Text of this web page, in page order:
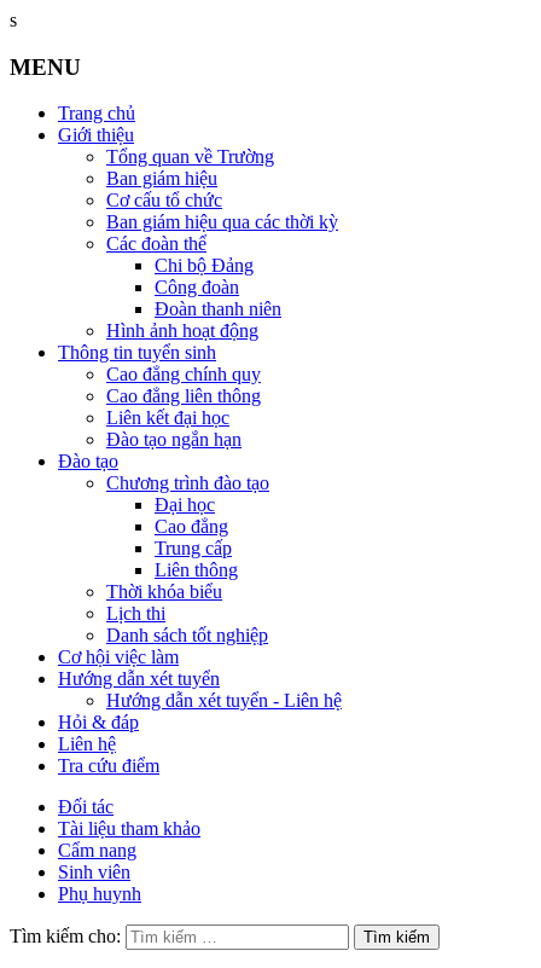
s
MENU
Trang chủ
Giới thiệu
Tổng quan về Trường
Ban giám hiệu
Cơ cấu tổ chức
Ban giám hiệu qua các thời kỳ
Các đoàn thể
Chi bộ Đảng
Công đoàn
Đoàn thanh niên
Hình ảnh hoạt động
Thông tin tuyển sinh
Cao đẳng chính quy
Cao đẳng liên thông
Liên kết đại học
Đào tạo ngắn hạn
Đào tạo
Chương trình đào tạo
Đại học
Cao đẳng
Trung cấp
Liên thông
Thời khóa biểu
Lịch thi
Danh sách tốt nghiệp
Cơ hội việc làm
Hướng dẫn xét tuyển
Hướng dẫn xét tuyển - Liên hệ
Hỏi & đáp
Liên hệ
Tra cứu điểm
Đối tác
Tài liệu tham khảo
Cẩm nang
Sinh viên
Phụ huynh
Tìm kiếm cho: